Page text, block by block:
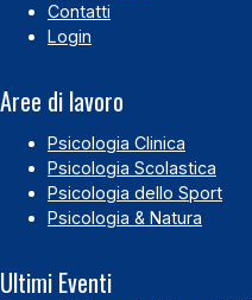
Contatti
Login
Aree di lavoro
Psicologia Clinica
Psicologia Scolastica
Psicologia dello Sport
Psicologia & Natura
Ultimi Eventi